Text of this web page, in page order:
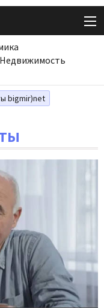
Недвижимость
bigmir)net